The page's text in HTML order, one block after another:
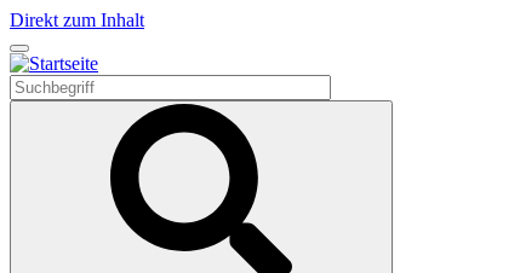
Direkt zum Inhalt